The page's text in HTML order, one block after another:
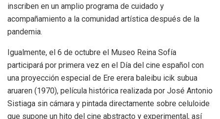
inscriben en un amplio programa de cuidado y
acompañamiento a la comunidad artística después de la
pandemia.
Igualmente, el 6 de octubre el Museo Reina Sofía
participará por primera vez en el Día del cine español con
una proyección especial de Ere erera baleibu icik subua
aruaren (1970), película histórica realizada por José Antonio
Sistiaga sin cámara y pintada directamente sobre celuloide
que supone un hito del cine abstracto y experimental, así